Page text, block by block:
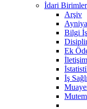
İdari Birimler
Arşiv
Bilgi
Ek
İş